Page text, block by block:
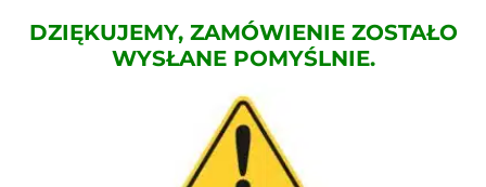
DZIĘKUJEMY, ZAMÓWIENIE ZOSTAŁO
WYSŁANE POMYŚLNIE.